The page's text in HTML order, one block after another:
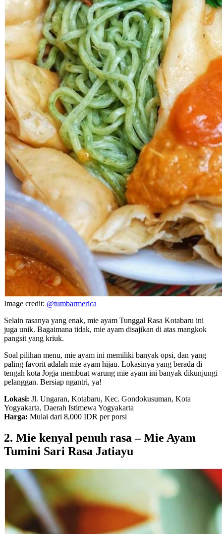
Image credit: @tumbarmerica
Selain rasanya yang enak, mie ayam Tunggal Rasa Kotabaru ini
juga unik. Bagaimana tidak, mie ayam disajikan di atas mangkok
pangsit yang kriuk.
Soal pilihan menu, mie ayam ini memiliki banyak opsi, dan yang
paling favorit adalah mie ayam hijau. Lokasinya yang berada di
tengah kota Jogja membuat warung mie ayam ini banyak dikunjungi
pelanggan. Bersiap ngantri, ya!
Lokasi: Jl. Ungaran, Kotabaru, Kec. Gondokusuman, Kota
Yogyakarta, Daerah Istimewa Yogyakarta
Harga: Mulai dari 8,000 IDR per porsi
2. Mie kenyal penuh rasa – Mie Ayam
Tumini Sari Rasa Jatiayu